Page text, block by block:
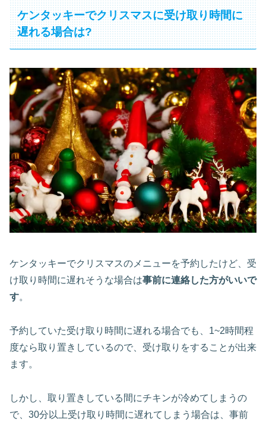
ケンタッキーでクリスマスに受け取り時間に
遅れる場合は?
ケンタッキーでクリスマスのメニューを予約したけど、受
け取り時間に遅れそうな場合は事前に連絡した方がいいで
す。
予約していた受け取り時間に遅れる場合でも、1~2時間程
度なら取り置きしているので、受け取りをすることが出来
ます。
しかし、取り置きしている間にチキンが冷めてしまうの
で、30分以上受け取り時間に遅れてしまう場合は、事前